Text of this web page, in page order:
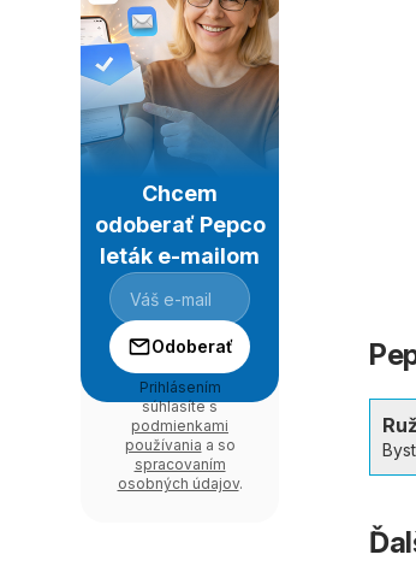
Chcem
odoberať Pepco
leták e-mailom
Odoberať
Prihlásením
súhlasíte s
podmienkami
používania a so
spracovaním
osobných údajov.